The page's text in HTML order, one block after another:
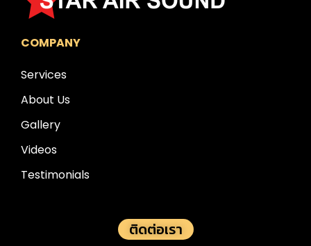
COMPANY
Services
About Us
Gallery
Videos
Testimonials
ติดต่อเรา